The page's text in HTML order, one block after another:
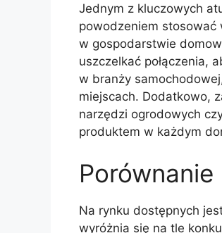
Jednym z kluczowych
powodzeniem stosować
w gospodarstwie
uszczelkać połączenia,
w branży
miejscach. Dodatkowo,
narzędzi ogrodowych
produktem w każdym
Na rynku dostępnych
wyróżnia się na tle